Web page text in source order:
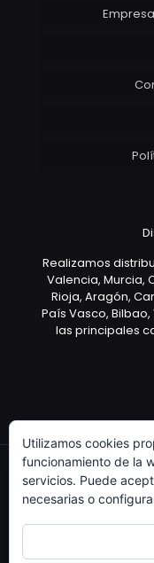
Realizamos
Valencia, Murcia,
Rioja, Aragón,
País Vasco,
las principales
Utilizamos cookies
funcionamiento de la
servicios. Puede
necesarias o